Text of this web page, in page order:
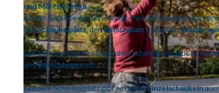
und Märchenecke.
An der Südseite des Lene-Voigt-Parks erstrecken sich
denSchaukelplatz, denRutschplatzund einen
Der Märchenplatz ist besonders schattig und lädt Kinder
undRutschbogenein.
Auf dem Schaukelplatz gibt es nebenEinzelschaukeln